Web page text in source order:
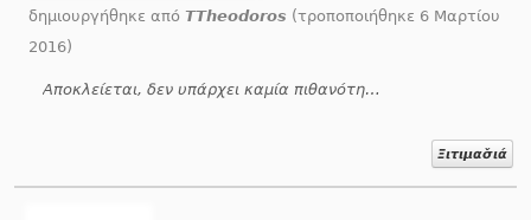
δημιουργήθηκε απόTTheodoros (τροποποιήθηκε 6 Μαρτίου
2016)
Αποκλείεται, δεν υπάρχει καμία πιθανότητα.
Ξιτιμασ̌ιά